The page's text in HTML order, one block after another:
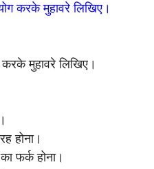
करके मुहावरे लिखिए।
मुहावरे लिखिए।
होना।
फर्क होना।